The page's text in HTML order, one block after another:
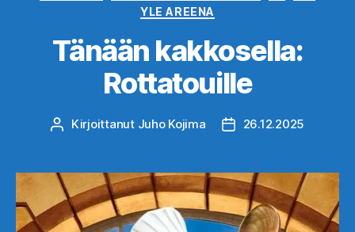
YLE AREENA
Tänään kakkosella:
Rottatouille
Kirjoittaja
Kirjoittanut Juho Kojima Julkaisupäivämäärä
26.12.2025